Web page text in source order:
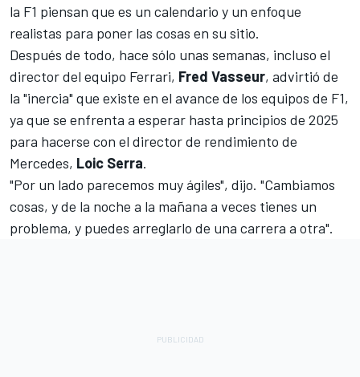
la F1 piensan que es un calendario y un enfoque
realistas para poner las cosas en su sitio.
Después de todo, hace sólo unas semanas, incluso el
director del equipo Ferrari, Fred Vasseur, advirtió de
la "inercia" que existe en el avance de los equipos de F1,
ya que se enfrenta a esperar hasta principios de 2025
para hacerse con el director de rendimiento de
Mercedes, Loic Serra.
"Por un lado parecemos muy ágiles", dijo. "Cambiamos
cosas, y de la noche a la mañana a veces tienes un
problema, y puedes arreglarlo de una carrera a otra".